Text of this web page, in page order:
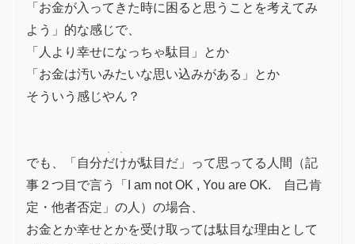
「お金が入ってきた時に困ると思うことを考えてみ
よう」的な感じで、
「人より幸せになっちゃ駄目」とか
「お金は汚いみたいな思い込みがある」とか
そういう感じやん？
でも、「自分だ
・
け
・
が駄目だ」って思ってる人間（記
事２つ目で言う「I am not OK , You are OK. 自己肯
定・他者否定」の人）の場合、
お金とか幸せとかを受け取っては駄目な理由として